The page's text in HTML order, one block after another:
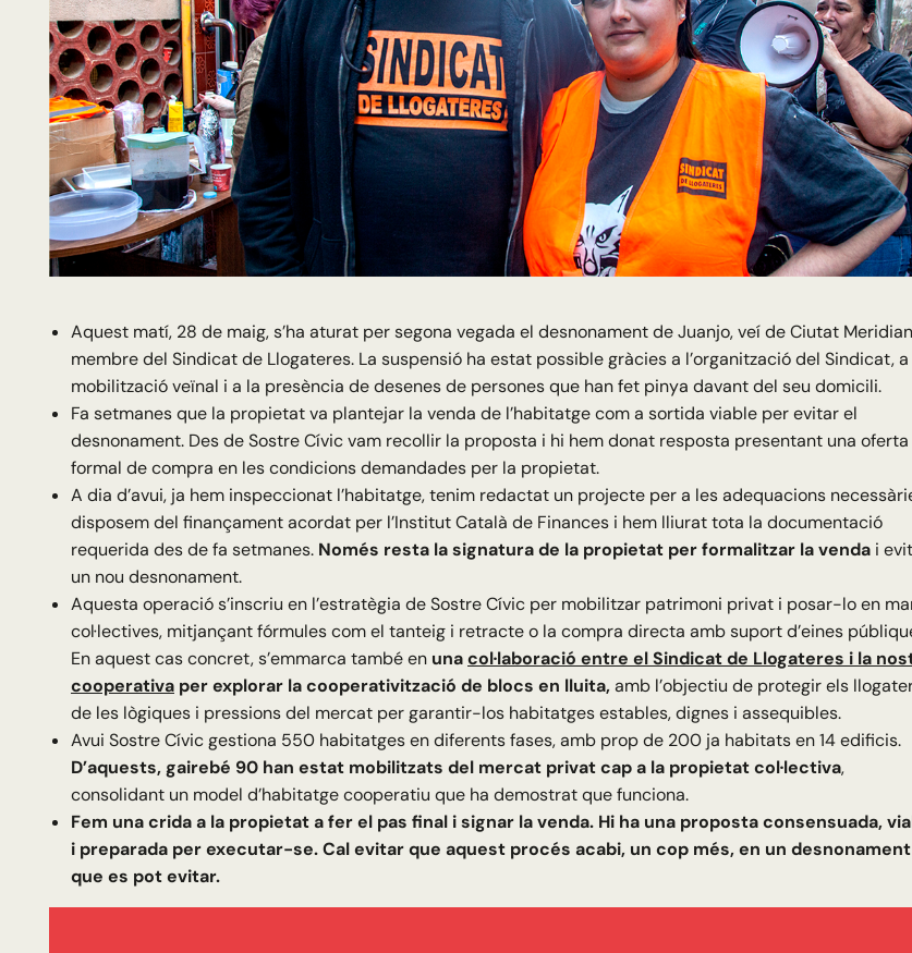
Aquest matí, 28 de maig, s’ha aturat per segona vegada el desnonament de Juanjo, veí de Ciutat
membre del Sindicat de Llogateres. La suspensió ha estat possible gràcies a l’organització del Sindicat, a
mobilització veïnal i a la presència de desenes de persones que han fet pinya davant del seu domicili.
Fa setmanes que la propietat va plantejar la venda de l’habitatge com a sortida viable per evitar el
desnonament. Des de Sostre Cívic vam recollir la proposta i hi hem donat resposta presentant una oferta
formal de compra en les condicions demandades per la propietat.
A dia d’avui, ja hem inspeccionat l’habitatge, tenim redactat un projecte per a les adequacions
disposem del finançament acordat per l’Institut Català de Finances i hem lliurat tota la documentació
requerida des de fa setmanes. Només resta la signatura de la propietat per formalitzar la venda i
un nou desnonament.
Aquesta operació s’inscriu en l’estratègia de Sostre Cívic per mobilitzar patrimoni privat i posar-lo en
col·lectives, mitjançant fórmules com el tanteig i retracte o la compra directa amb suport d’eines
En aquest cas concret, s’emmarca també en unacol·laboració entre el Sindicat de Llogateres i la
cooperativa per explorar la cooperativització de blocs en lluita,amb l’objectiu de protegir els
de les lògiques i pressions del mercat per garantir-los habitatges estables, dignes i assequibles.
Avui Sostre Cívic gestiona 550 habitatges en diferents fases, amb prop de 200 ja habitats en 14 edificis.
D’aquests, gairebé 90 han estat mobilitzats del mercat privat cap a la propietat col·lectiva,
consolidant un model d’habitatge cooperatiu que ha demostrat que funciona.
Fem una crida a la propietat a fer el pas final i signar la venda. Hi ha una proposta consensuada,
i preparada per executar-se. Cal evitar que aquest procés acabi, un cop més, en un desnonament
que es pot evitar.